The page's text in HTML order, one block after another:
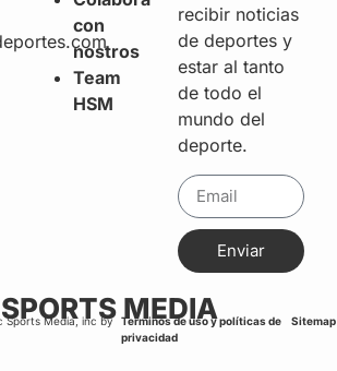
con
nostros
Team
HSM
recibir noticias
de deportes y
estar al tanto
de todo el
mundo del
deporte.
Enviar
MEDIA
Sports Media, inc by Terminos de uso y políticas de
privacidad
Sitemap